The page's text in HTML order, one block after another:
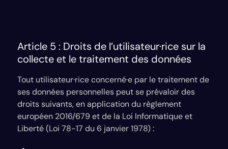
Article 5 : Droits de l’utilisateur·rice sur la
collecte et le traitement des données
Tout utilisateur·rice concerné·e par le traitement de
ses données personnelles peut se prévaloir des
droits suivants, en application du règlement
européen 2016/679 et de la Loi Informatique et
Liberté (Loi 78-17 du 6 janvier 1978) :